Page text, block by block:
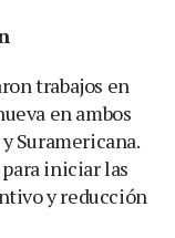
trabajos en
en ambos
Suramericana.
iniciar las
y reducción